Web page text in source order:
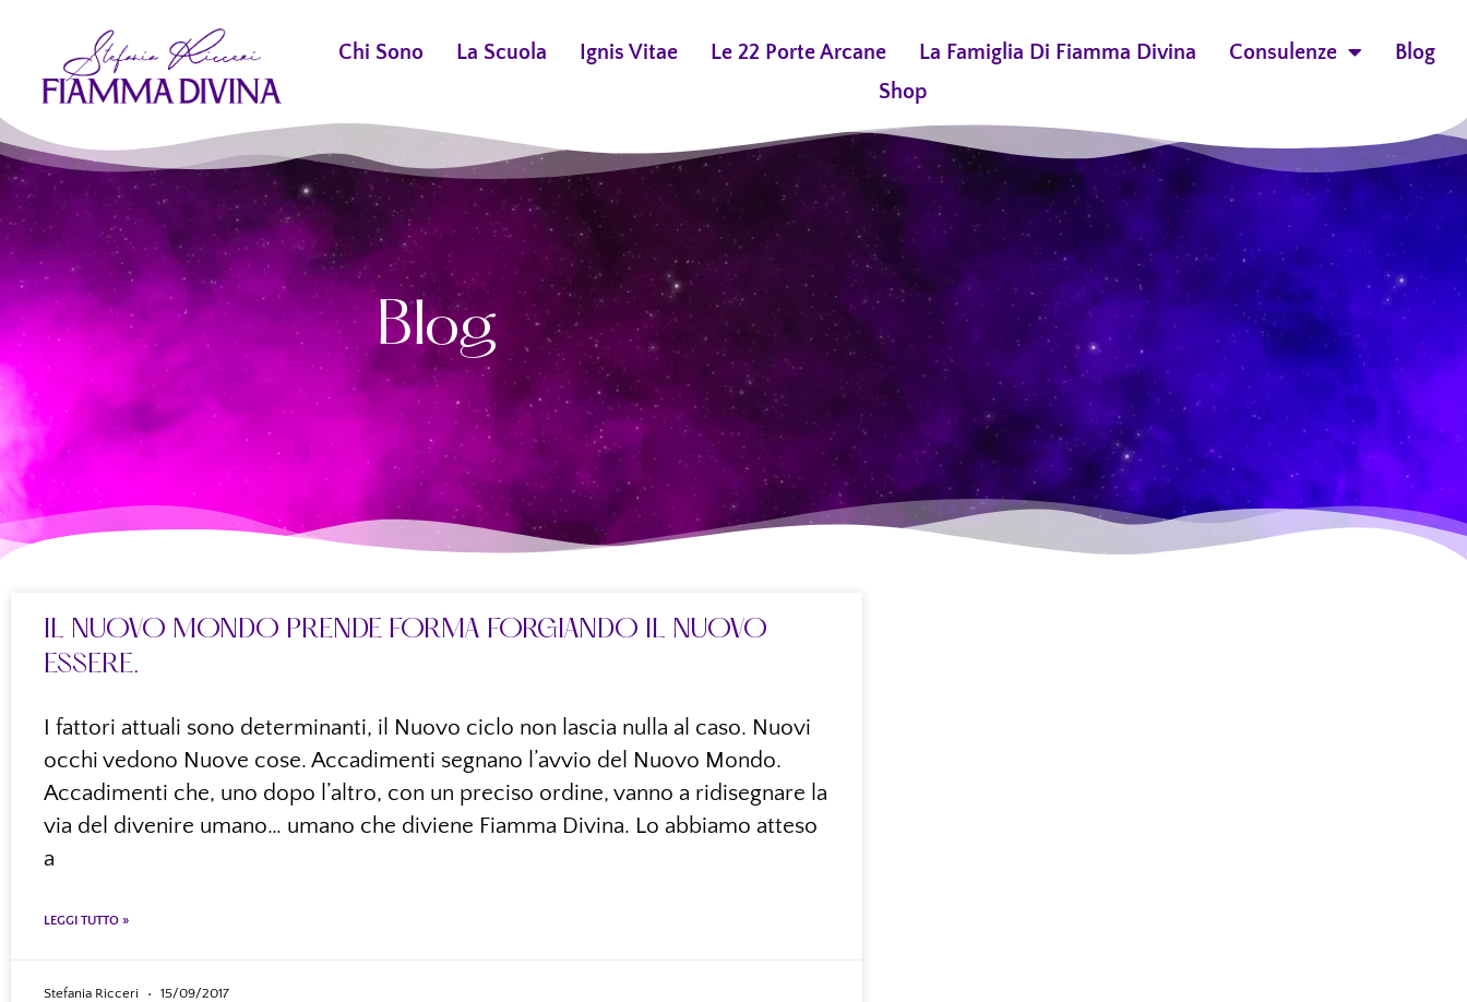
Chi Sono La Scuola Ignis Vitae Le 22 Porte Arcane La Famiglia Di Fiamma Divina Consulenze
Blog
Shop
Blog
IL NUOVO MONDO PRENDE FORMA FORGIANDO IL NUOVO
ESSERE.
I fattori attuali sono determinanti, il Nuovo ciclo non lascia nulla al caso. Nuovi
occhi vedono Nuove cose. Accadimenti segnano l’avvio del Nuovo Mondo.
Accadimenti che, uno dopo l’altro, con un preciso ordine, vanno a ridisegnare la
via del divenire umano… umano che diviene Fiamma Divina. Lo abbiamo atteso
a
LEGGI TUTTO »
Stefania Ricceri 15/09/2017